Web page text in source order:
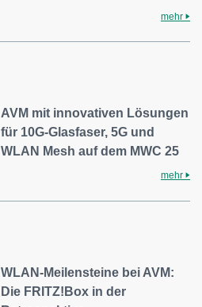
mehr
AVM mit innovativen Lösungen
für 10G-Glasfaser, 5G und
WLAN Mesh auf dem MWC 25
mehr
WLAN-Meilensteine bei AVM:
Die FRITZ!Box in der